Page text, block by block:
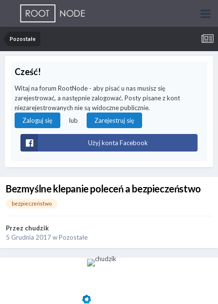
Pozostałe
Cześć!
Witaj na forum RootNode - aby pisać u nas musisz się
zarejestrować, a następnie zalogować. Posty pisane z kont
niezarejestrowanych nie są widoczne publicznie.
Zaloguj się
lub Zarejestruj się
Użyj konta Facebook
Bezmyślne klepanie poleceń a bezpieczeństwo
bezpieczeństwo
Przez chudzik
5 Grudnia 2017wPozostałe